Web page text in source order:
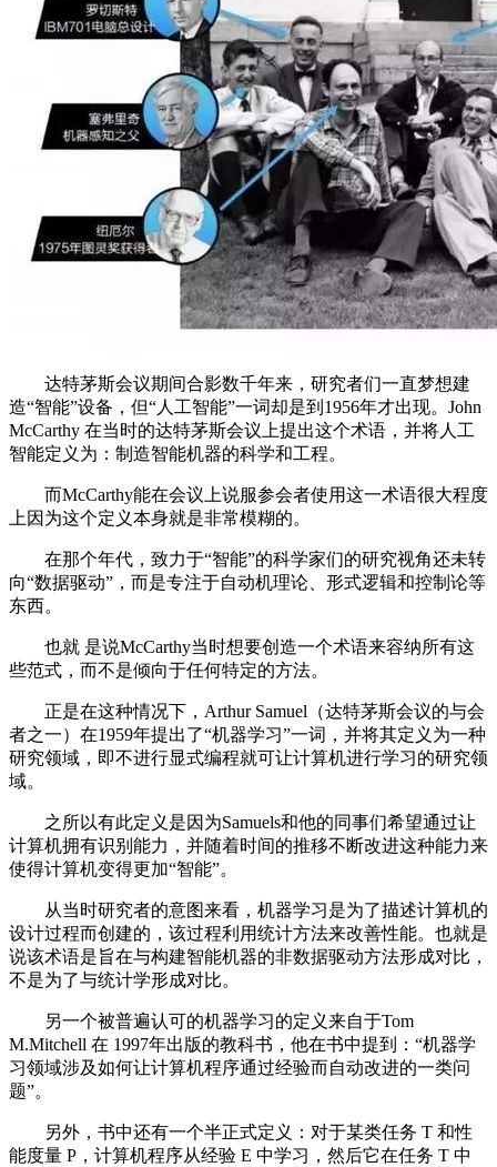
达特茅斯会议期间合影数千年来，研究者们一直梦想建
造“智能”设备，但“人工智能”一词却是到1956年才出现。John
McCarthy 在当时的达特茅斯会议上提出这个术语，并将人工
智能定义为：制造智能机器的科学和工程。
而McCarthy能在会议上说服参会者使用这一术语很大程度
上因为这个定义本身就是非常模糊的。
在那个年代，致力于“智能”的科学家们的研究视角还未转
向“数据驱动”，而是专注于自动机理论、形式逻辑和控制论等
东西。
也就 是说McCarthy当时想要创造一个术语来容纳所有这
些范式，而不是倾向于任何特定的方法。
正是在这种情况下，Arthur Samuel（达特茅斯会议的与会
者之一）在1959年提出了“机器学习”一词，并将其定义为一种
研究领域，即不进行显式编程就可让计算机进行学习的研究领
域。
之所以有此定义是因为Samuels和他的同事们希望通过让
计算机拥有识别能力，并随着时间的推移不断改进这种能力来
使得计算机变得更加“智能”。
从当时研究者的意图来看，机器学习是为了描述计算机的
设计过程而创建的，该过程利用统计方法来改善性能。也就是
说该术语是旨在与构建智能机器的非数据驱动方法形成对比，
不是为了与统计学形成对比。
另一个被普遍认可的机器学习的定义来自于Tom
M.Mitchell 在 1997年出版的教科书，他在书中提到：“机器学
习领域涉及如何让计算机程序通过经验而自动改进的一类问
题”。
另外，书中还有一个半正式定义：对于某类任务 T 和性
能度量 P，计算机程序从经验 E 中学习，然后它在任务 T 中